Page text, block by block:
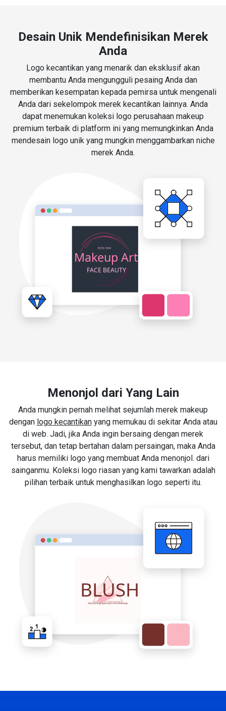
Desain Unik Mendefinisikan Merek
Anda
Logo kecantikan yang menarik dan eksklusif akan
membantu Anda mengungguli pesaing Anda dan
memberikan kesempatan kepada pemirsa untuk mengenali
Anda dari sekelompok merek kecantikan lainnya. Anda
dapat menemukan koleksi logo perusahaan makeup
premium terbaik di platform ini yang memungkinkan Anda
mendesain logo unik yang mungkin menggambarkan niche
merek Anda.
Menonjol dari Yang Lain
Anda mungkin pernah melihat sejumlah merek makeup
dengan logo kecantikanyang memukau di sekitar Anda atau
di web. Jadi, jika Anda ingin bersaing dengan merek
tersebut, dan tetap bertahan dalam persaingan, maka Anda
harus memiliki logo yang membuat Anda menonjol. dari
sainganmu. Koleksi logo riasan yang kami tawarkan adalah
pilihan terbaik untuk menghasilkan logo seperti itu.